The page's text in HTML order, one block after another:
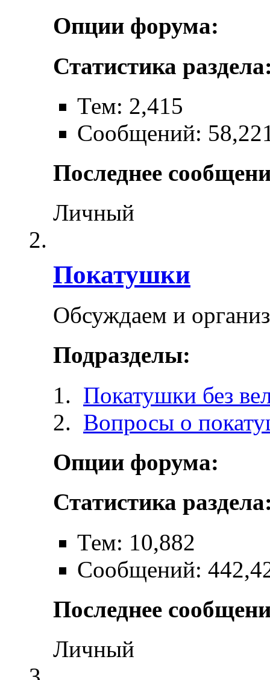
Опции форума:
Статистика
Тем: 2,415
Сообщений:
Последнее
Личный
Покатушки
Обсуждаем и
Подразделы:
Покатушки без
Вопросы о
Опции форума:
Статистика
Тем: 10,882
Сообщений:
Последнее
Личный